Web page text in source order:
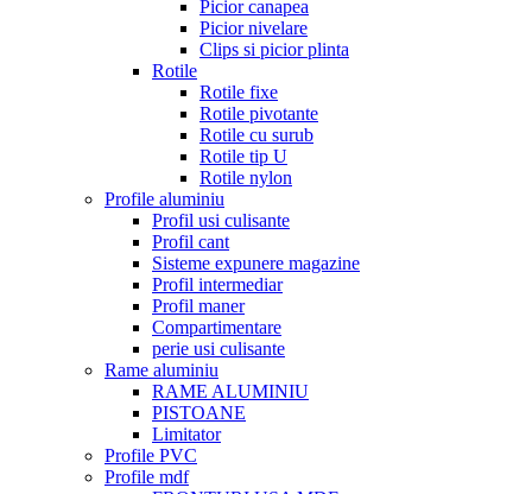
Picior canapea
Picior nivelare
Clips si picior plinta
Rotile
Rotile fixe
Rotile pivotante
Rotile cu surub
Rotile tip U
Rotile nylon
Profile aluminiu
Profil usi culisante
Profil cant
Sisteme expunere magazine
Profil intermediar
Profil maner
Compartimentare
perie usi culisante
Rame aluminiu
RAME ALUMINIU
PISTOANE
Limitator
Profile PVC
Profile mdf